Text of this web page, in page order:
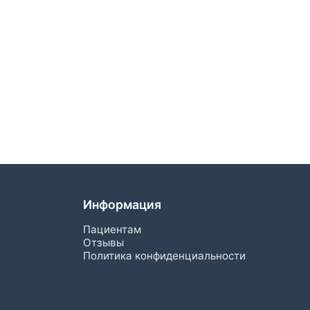
Информация
Пациентам
Отзывы
Политика конфиденциальности